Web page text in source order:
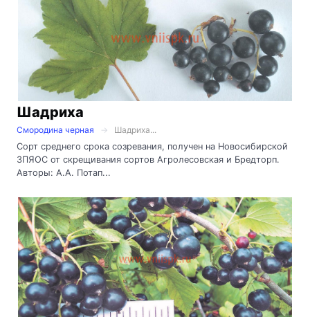
Шадриха
Смородина черная
Шадриха...
Сорт среднего срока созревания, получен на Новосибирской
ЗПЯОС от скрещивания сортов Агролесовская и Бредторп.
Авторы: А.А. Потап...